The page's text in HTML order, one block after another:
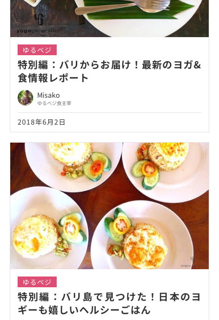
ゆるベジ
特別編：バリからお届け！最新のヨガ&
食情報レポート
Misako
ゆるベジ食主宰
2018年6月2日
ゆるベジ
特別編：バリ島で見つけた！日本のヨ
ギーも嬉しいヘルシーごはん